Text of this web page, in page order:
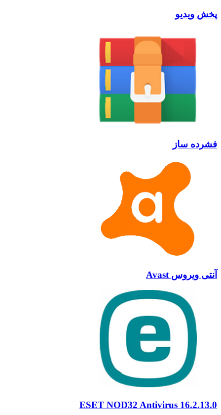
پخش ویدیو
فشرده ساز
آنتی ویروس Avast
ESET NOD32 Antivirus 16.2.13.0